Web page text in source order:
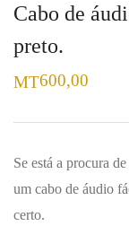
Cabo de
preto.
MT600,00
Se está a procura de
um cabo de áudio
certo.